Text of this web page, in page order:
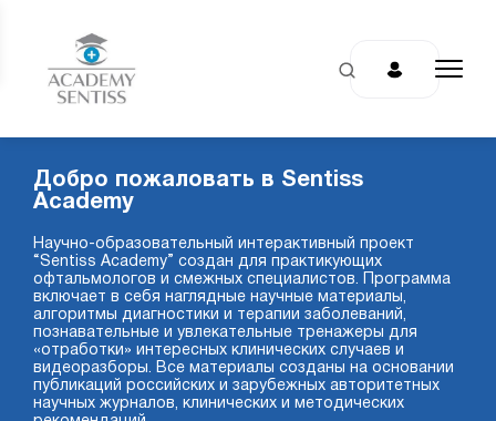
Добро пожаловать в Sentiss
Academy
Научно-образовательный интерактивный проект
“Sentiss Academy” создан для практикующих
офтальмологов и смежных специалистов. Программа
включает в себя наглядные научные материалы,
алгоритмы диагностики и терапии заболеваний,
познавательные и увлекательные тренажеры для
«отработки» интересных клинических случаев и
видеоразборы. Все материалы созданы на основании
публикаций российских и зарубежных авторитетных
научных журналов, клинических и методических